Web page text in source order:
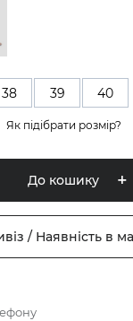
38 39 40
Як підібрати розмір?
До кошику
/ Наявність в